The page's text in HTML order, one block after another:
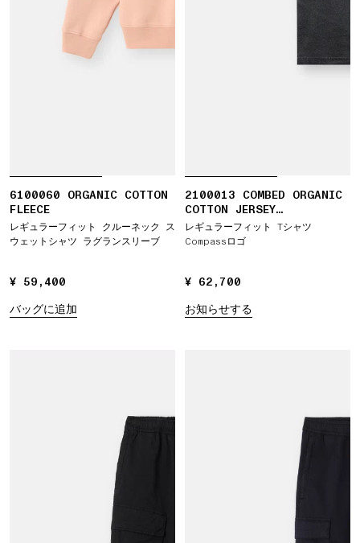
6100060 ORGANIC COTTON
FLEECE
レギュラーフィット クルーネック ス
ウェットシャツ ラグランスリーブ
¥ 59,400
¥ 59,400
バッグに追加
2100013 COMBED ORGANIC
COTTON JERSEY
REFLECTIVE GARMENT
LAMINATION
レギュラーフィット Tシャツ
Compassロゴ
¥ 62,700
¥ 62,700
お知らせする